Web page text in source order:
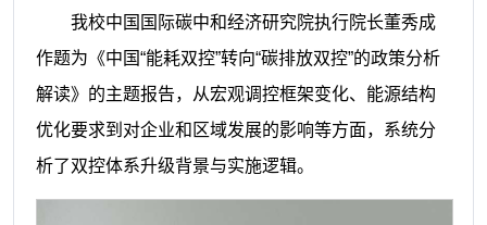
我校中国国际碳中和经济研究院执行院长董秀成
作题为《中国“能耗双控”转向“碳排放双控”的政策分析
解读》的主题报告，从宏观调控框架变化、能源结构
优化要求到对企业和区域发展的影响等方面，系统分
析了双控体系升级背景与实施逻辑。